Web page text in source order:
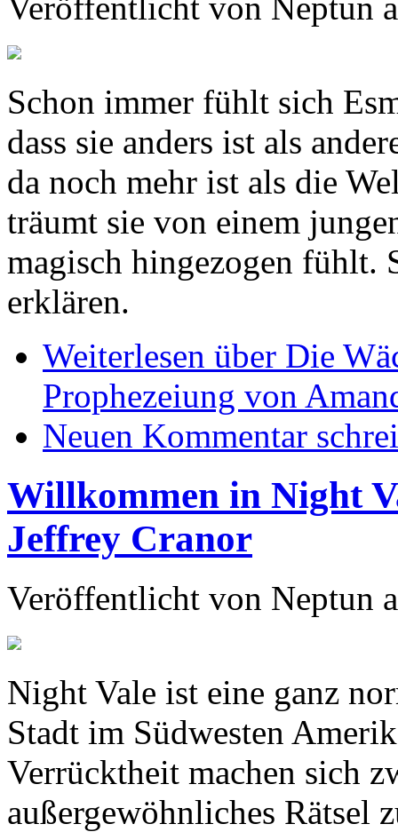
Schon immer fühlt sich
dass sie anders ist als
da noch mehr ist als die
träumt sie von einem
magisch hingezogen fühlt.
erklären.
Weiterlesen über Die
Prophezeiung von
Neuen Kommentar
Willkommen in Night
Jeffrey Cranor
Veröffentlicht von Neptun
Night Vale ist eine ganz
Stadt im Südwesten
Verrücktheit machen sich
außergewöhnliches Rätsel